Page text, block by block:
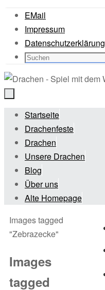
Zum
Inhalt
springen
EMail
Impressum
Datenschutzerklärung
Suche
Zum
Inhalt
springen
Startseite
Drachenfeste
Drachen
Unsere Drachen
Blog
Über uns
Alte Homepage
Start
Images tagged
"Zebrazecke"
Images
tagged